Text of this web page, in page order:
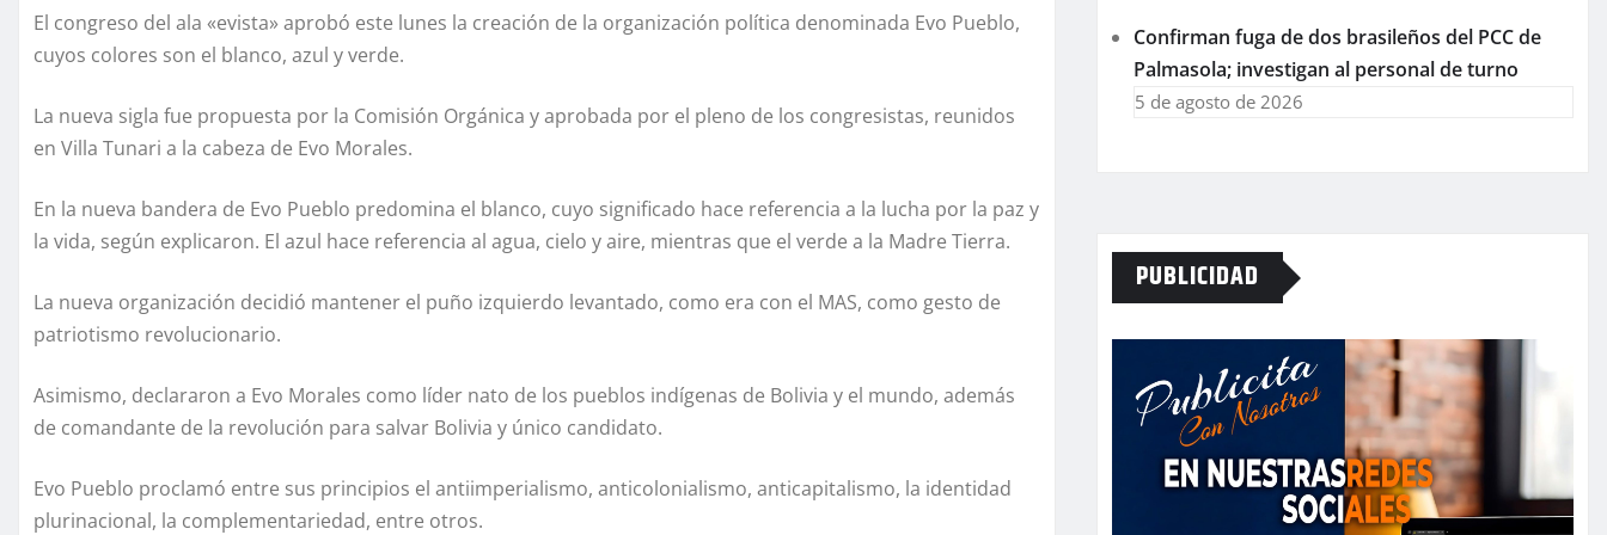
El congreso del ala «evista» aprobó este lunes la creación de la organización política denominada Evo Pueblo,
cuyos colores son el blanco, azul y verde.
La nueva sigla fue propuesta por la Comisión Orgánica y aprobada por el pleno de los congresistas, reunidos
en Villa Tunari a la cabeza de Evo Morales.
En la nueva bandera de Evo Pueblo predomina el blanco, cuyo significado hace referencia a la lucha por la paz y
la vida, según explicaron. El azul hace referencia al agua, cielo y aire, mientras que el verde a la Madre Tierra.
La nueva organización decidió mantener el puño izquierdo levantado, como era con el MAS, como gesto de
patriotismo revolucionario.
Asimismo, declararon a Evo Morales como líder nato de los pueblos indígenas de Bolivia y el mundo, además
de comandante de la revolución para salvar Bolivia y único candidato.
Evo Pueblo proclamó entre sus principios el antiimperialismo, anticolonialismo, anticapitalismo, la identidad
plurinacional, la complementariedad, entre otros.
Confirman fuga de dos brasileños del PCC de
Palmasola; investigan al personal de turno
5 de agosto de 2026
PUBLICIDAD